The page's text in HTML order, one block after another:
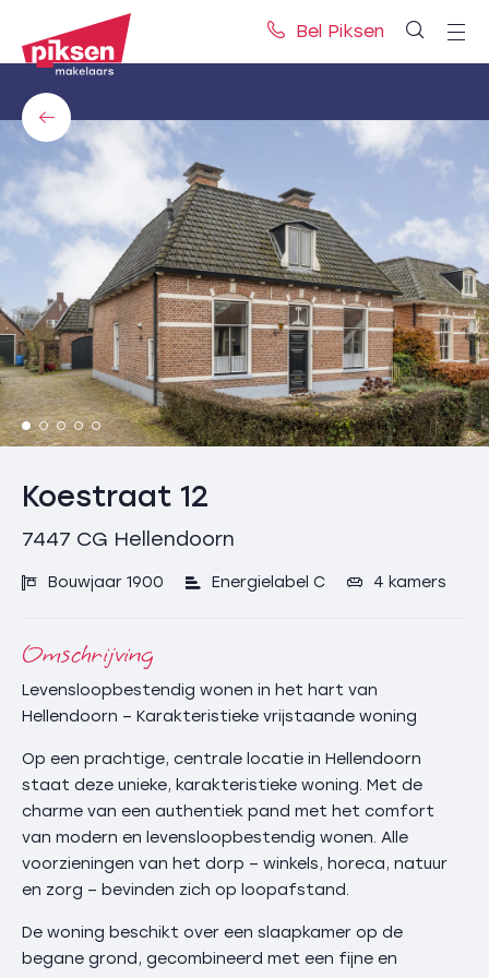
Bel Piksen
Koestraat 12
7447 CG Hellendoorn
Bouwjaar 1900 Energielabel C 4 kamers
Omschrijving
Levensloopbestendig wonen in het hart van
Hellendoorn – Karakteristieke vrijstaande woning
Op een prachtige, centrale locatie in Hellendoorn
staat deze unieke, karakteristieke woning. Met de
charme van een authentiek pand met het comfort
van modern en levensloopbestendig wonen. Alle
voorzieningen van het dorp – winkels, horeca, natuur
en zorg – bevinden zich op loopafstand.
De woning beschikt over een slaapkamer op de
begane grond, gecombineerd met een fijne en